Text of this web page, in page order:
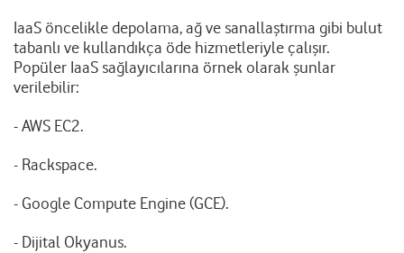
IaaS öncelikle depolama, ağ ve sanallaştırma gibi bulut
tabanlı ve kullandıkça öde hizmetleriyle çalışır.
Popüler IaaS sağlayıcılarına örnek olarak şunlar
verilebilir:
- AWS EC2.
- Rackspace.
- Google Compute Engine (GCE).
- Dijital Okyanus.